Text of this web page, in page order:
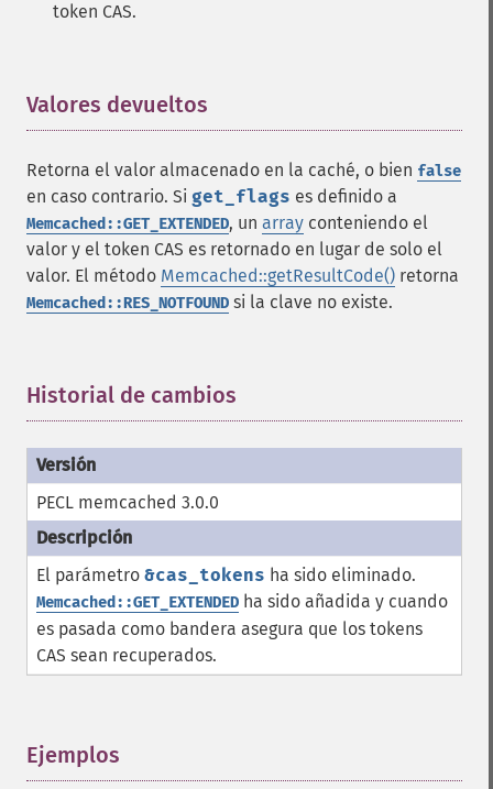
token CAS.
Valores devueltos
Retorna el valor almacenado en la caché, o bien false
en caso contrario. Si get_flags es definido a
Memcached::GET_EXTENDED, un array conteniendo el
valor y el token CAS es retornado en lugar de solo el
valor. El método Memcached::getResultCode() retorna
Memcached::RES_NOTFOUND si la clave no existe.
Historial de cambios
PECL memcached 3.0.0
El parámetro &cas_tokens ha sido eliminado.
Memcached::GET_EXTENDED ha sido añadida y cuando
es pasada como bandera asegura que los tokens
CAS sean recuperados.
Ejemplos